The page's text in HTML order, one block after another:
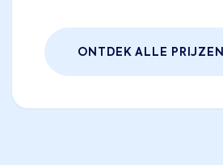
ONTDEK ALLE PRIJZEN